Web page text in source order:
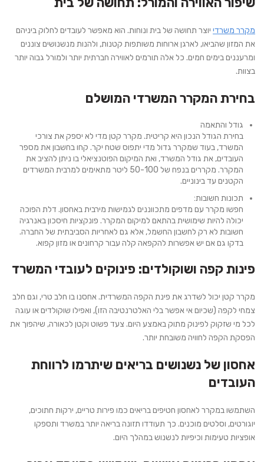
מקרר משרדי יוצר תחושה של בית ונוחות. הוא מאפשר לעובדים לחלוק ביניהם
את המזון שהביאו, לארגן ארוחות משותפות קטנות, ולהנות מנשנושים צוננים
ומרעננים בימים חמים. כל אלה תורמים לאווירה חברתית יותר ולמורל גבוה יותר
בצוות.
בחירת המקרר המשרדי המושלם
גודל והתאמה
בחירת הגודל הנכון היא קריטית. מקרר קטן מדי לא יספק את צורכי
המשרד, בעוד שמקרר גדול מדי יתפוס שטח יקר. קחו בחשבון את מספר
העובדים, את גודל המשרד, ואת המיקום הפוטנציאלי בו ניתן להציב את
המקרר. מקררים בנפח של 50-100 ליטר מתאימים למרבית המשרדים
הקטנים עד בינוניים.
תכונות חשובות:
חפשו מקרר עם מדפים מתכווננים לגמישות מירבית באחסון. דלת הפוכה
יכולה להיות שימושית בהתאם למיקום המקרר. פונקציות חיסכון באנרגיה
חשובות לא רק לחשבון החשמל, אלא גם לאחריות הסביבתית של החברה.
בדקו גם אם יש אפשרות להקפאה קלה עבור קרחונים או מזון קפוא.
פינות קפה ושוקולדים: פינוקים לעובדי המשרד
מקרר קטן יכול לשדרג את פינת הקפה המשרדית. אחסנו בו חלב טרי, וגם חלב
צמחי לקפה (שכיום אי אפשר בלי האלטרנטיבה הזו), ואפילו שוקולדים או עוגה
לכל מי שזקוק לפינוק מתוק באמצע היום. צעד פשוט וקטן לכאורה, שיהפוך את
הפסקת הקפה לחוויה משובחת יותר.
אחסון של נשנושים בריאים שיתרמו לרווחת
העובדים
השתמשו במקרר לאחסון חטיפים בריאים כמו פירות טריים, ירקות חתוכים,
יוגורטים, וסלטים מוכנים. כך תעודדו תזונה בריאה יותר במשרד ותספקו
אופציות טעימות וכיפיות לנשנוש במהלך היום.